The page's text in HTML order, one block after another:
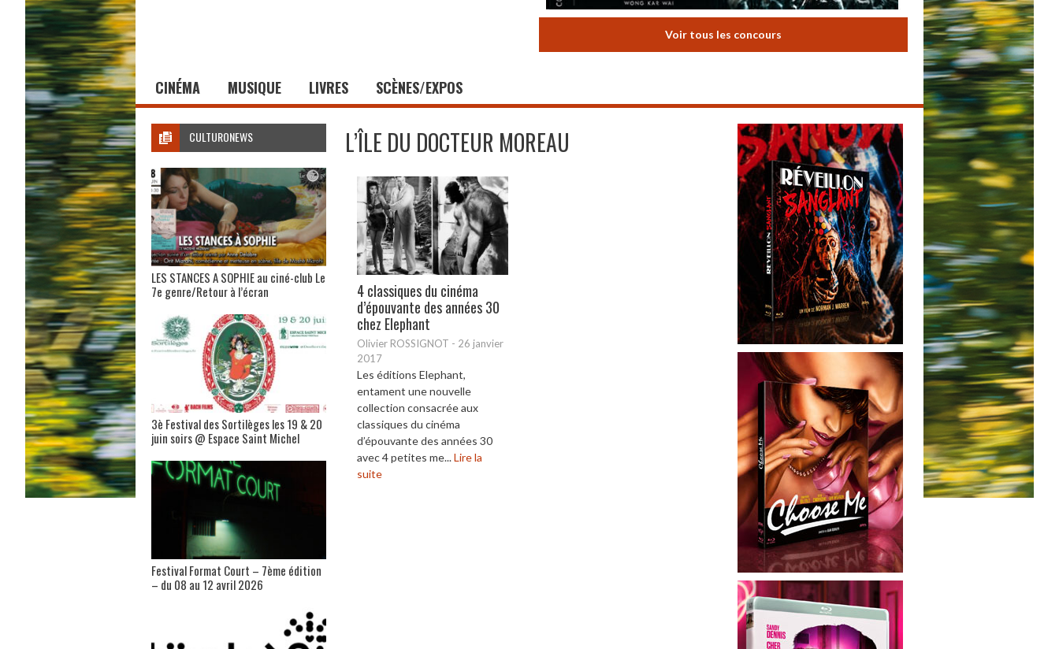
Voir tous les concours
CINÉMA MUSIQUE LIVRES SCÈNES/EXPOS
L’ÎLE DU DOCTEUR MOREAU
4 classiques du cinéma
d’épouvante des années 30
chez Elephant
Olivier ROSSIGNOT - 26 janvier
2017
Les éditions Elephant,
entament une nouvelle
collection consacrée aux
classiques du cinéma
d’épouvante des années 30
avec 4 petites me...Lire la
suite
CULTURONEWS
LES STANCES A SOPHIE au ciné-club Le
7e genre/Retour à l’écran
3è Festival des Sortilèges les 19 & 20
juin soirs @ Espace Saint Michel
Festival Format Court – 7ème édition
– du 08 au 12 avril 2026